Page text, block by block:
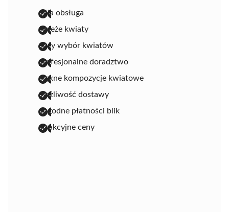
miła obsługa
świeże kwiaty
duży wybór kwiatów
profesjonalne doradztwo
piękne kompozycje kwiatowe
możliwość dostawy
dogodne płatności blik
atrakcyjne ceny